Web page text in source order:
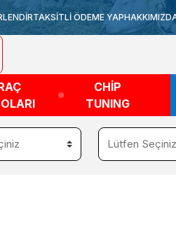
TAKSİTLİ ÖDEME YAP
CHİP
TUNING